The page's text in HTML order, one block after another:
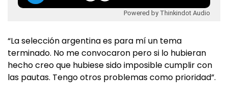
Powered by Thinkindot Audio
“La selección argentina es para mí un tema
terminado. No me convocaron pero si lo hubieran
hecho creo que hubiese sido imposible cumplir con
las pautas. Tengo otros problemas como prioridad”.